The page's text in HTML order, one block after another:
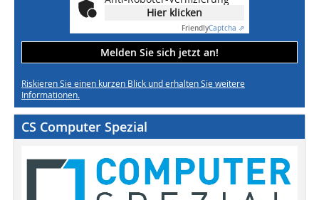
Hier klicken
FriendlyCaptcha ⇗
Melden Sie sich jetzt an!
Riskieren Sie einen kurzen Blick und erhalten Sie weitere
Informationen.
CS Computer Spezial